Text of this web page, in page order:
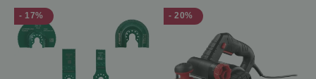
- 17% - 20%